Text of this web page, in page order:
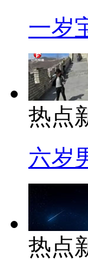
一岁
热点
六岁
热点